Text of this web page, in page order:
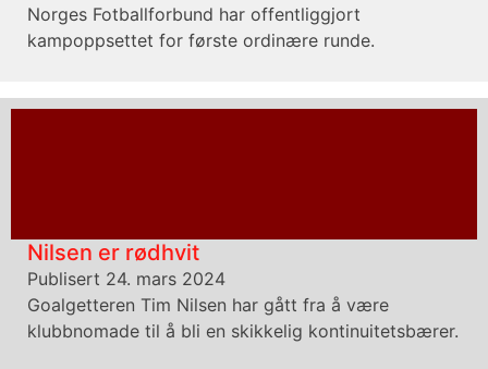
Norges Fotballforbund har offentliggjort
kampoppsettet for første ordinære runde.
Nilsen er rødhvit
Publisert 24. mars 2024
Goalgetteren Tim Nilsen har gått fra å være
klubbnomade til å bli en skikkelig kontinuitetsbærer.